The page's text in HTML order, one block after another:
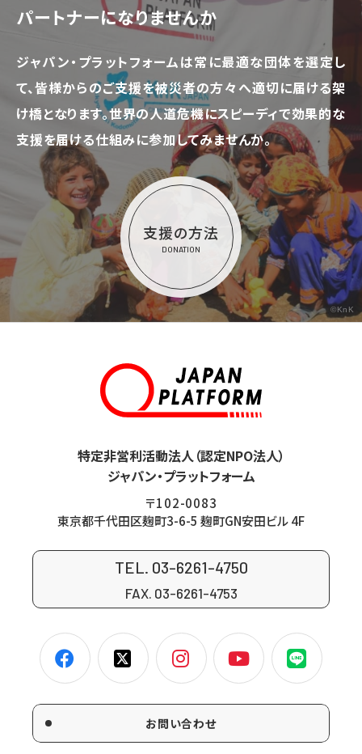
パートナーになりませんか
ジャパン・プラットフォームは常に最適な団体を選定し
て、皆様からのご支援を被災者の方々へ適切に届ける架
け橋となります。世界の人道危機にスピーディで効果的な
支援を届ける仕組みに参加してみませんか。
支援の方法
DONATION
©KnK
特定非営利活動法人（認定NPO法人）
ジャパン・プラットフォーム
〒102-0083
東京都千代田区麹町3-6-5 麹町GN安田ビル 4F
TEL. 03-6261-4750
FAX. 03-6261-4753
お問い合わせ